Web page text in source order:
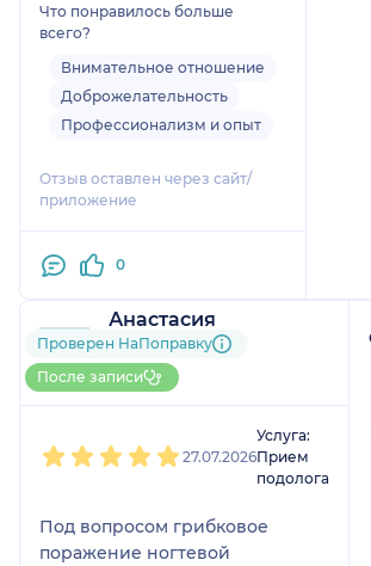
динамике как она
Во время процедуры
кабинет закрывался, врач
все подробно
заключение.
Так же дала свои
совпали с рекомендациям
моего постоянного
гинеколога
Что понравилось больше
всего?
Внимательное отношение
Доброжелательность
Профессионализм и опыт
Отзыв оставлен через сайт/
приложение
0
Анастасия
3 отзываи3 оценки
Больше 10 записей через
НаПоправку
Проверен НаПоправку
После записи
27.07.2026
Услуга:
Прием
подолога
Под вопросом грибковое
поражение ногтевой